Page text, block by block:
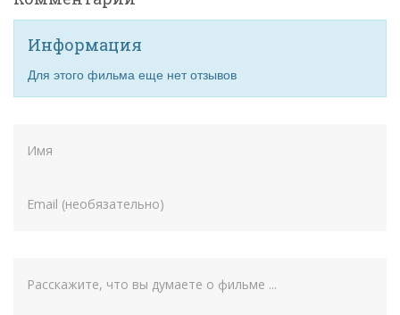
Информация
Для этого фильма еще нет отзывов